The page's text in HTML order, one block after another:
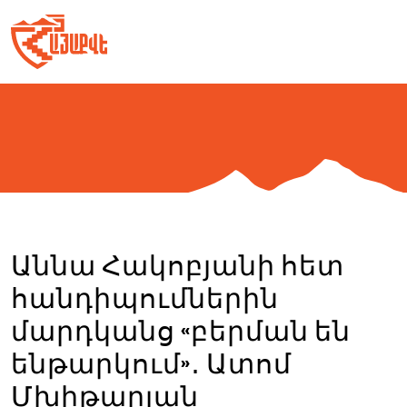
to
content
Աննա Հակոբյանի հետ
հանդիպումներին
մարդկանց «բերման են
ենթարկում»․ Ատոմ
Մխիթարյան